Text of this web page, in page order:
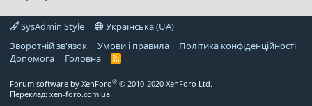
SysAdmin Style
Українська (UA)
Зворотній зв'язок
Умови і правила
Політика конфіденційності
Дoпoмoга
Головна
R
Forum software by XenForo® © 2010-2020 XenForo Ltd.
Переклад: xen-foro.com.ua